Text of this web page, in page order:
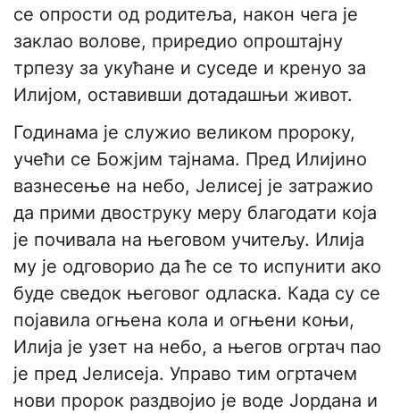
се опрости од родитеља, након чега је
заклао волове, приредио опроштајну
трпезу за укућане и суседе и кренуо за
Илијом, оставивши дотадашњи живот.
Годинама је служио великом пророку,
учећи се Божјим тајнама. Пред Илијино
вазнесење на небо, Јелисеј је затражио
да прими двоструку меру благодати која
је почивала на његовом учитељу. Илија
му је одговорио да ће се то испунити ако
буде сведок његовог одласка. Када су се
појавила огњена кола и огњени коњи,
Илија је узет на небо, а његов огртач пао
је пред Јелисеја. Управо тим огртачем
нови пророк раздвојио је воде Јордана и